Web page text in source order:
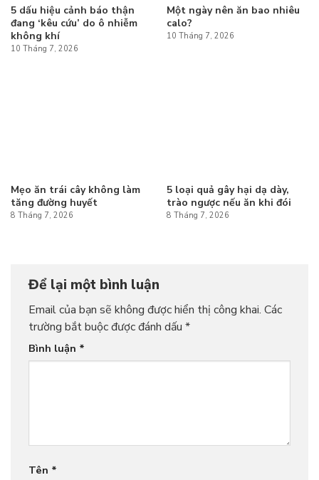
5 dấu hiệu cảnh báo thận
đang ‘kêu cứu’ do ô nhiễm
không khí
10 Tháng 7, 2026
Một ngày nên ăn bao nhiêu
calo?
10 Tháng 7, 2026
Mẹo ăn trái cây không làm
tăng đường huyết
8 Tháng 7, 2026
5 loại quả gây hại dạ dày,
trào ngược nếu ăn khi đói
8 Tháng 7, 2026
Để lại một bình luận
Email của bạn sẽ không được hiển thị công khai. Các
trường bắt buộc được đánh dấu *
Bình luận *
Tên *